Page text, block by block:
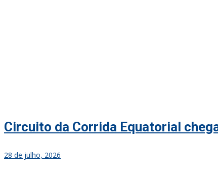
Circuito da Corrida Equatorial
28 de julho, 2026